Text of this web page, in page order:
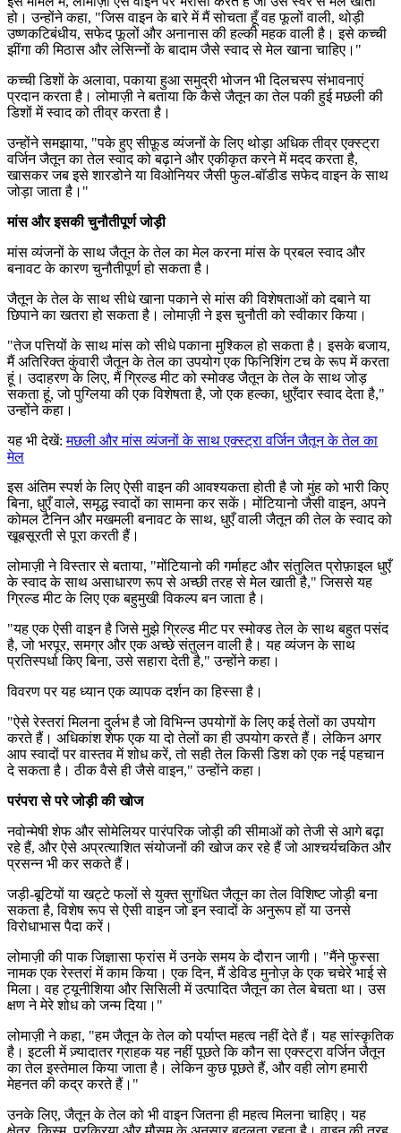
हो। उन्होंने कहा, "जिस वाइन के बारे में मैं सोचता हूँ वह फूलों वाली, थोड़ी
उष्णकटिबंधीय, सफेद फूलों और अनानास की हल्की महक वाली है। इसे कच्ची
झींगा की मिठास और लेसिन्नों के बादाम जैसे स्वाद से मेल खाना चाहिए।"
कच्ची डिशों के अलावा, पकाया हुआ समुद्री भोजन भी दिलचस्प संभावनाएं
प्रदान करता है। लोमाज़ी ने बताया कि कैसे जैतून का तेल पकी हुई मछली की
डिशों में स्वाद को तीव्र करता है।
उन्होंने समझाया, "पके हुए सीफ़ूड व्यंजनों के लिए थोड़ा अधिक तीव्र एक्स्ट्रा
वर्जिन जैतून का तेल स्वाद को बढ़ाने और एकीकृत करने में मदद करता है,
खासकर जब इसे शारडोने या विओनियर जैसी फुल-बॉडीड सफेद वाइन के साथ
जोड़ा जाता है।"
मांस और इसकी चुनौतीपूर्ण जोड़ी
मांस व्यंजनों के साथ जैतून के तेल का मेल करना मांस के प्रबल स्वाद और
बनावट के कारण चुनौतीपूर्ण हो सकता है।
जैतून के तेल के साथ सीधे खाना पकाने से मांस की विशेषताओं को दबाने या
छिपाने का खतरा हो सकता है। लोमाज़ी ने इस चुनौती को स्वीकार किया।
"तेज पत्तियों के साथ मांस को सीधे पकाना मुश्किल हो सकता है। इसके बजाय,
मैं अतिरिक्त कुंवारी जैतून के तेल का उपयोग एक फिनिशिंग टच के रूप में करता
हूं। उदाहरण के लिए, मैं ग्रिल्ड मीट को स्मोक्ड जैतून के तेल के साथ जोड़
सकता हूं, जो पुग्लिया की एक विशेषता है, जो एक हल्का, धुएँदार स्वाद देता है,"
उन्होंने कहा।
यह भी देखें: मछली और मांस व्यंजनों के साथ एक्स्ट्रा वर्जिन जैतून के तेल का
मेल
इस अंतिम स्पर्श के लिए ऐसी वाइन की आवश्यकता होती है जो मुंह को भारी किए
बिना, धुएँ वाले, समृद्ध स्वादों का सामना कर सकें। मोंटियानो जैसी वाइन, अपने
कोमल टैनिन और मखमली बनावट के साथ, धुएँ वाली जैतून की तेल के स्वाद को
खूबसूरती से पूरा करती हैं।
लोमाज़ी ने विस्तार से बताया, "मोंटियानो की गर्माहट और संतुलित प्रोफ़ाइल धुएँ
के स्वाद के साथ असाधारण रूप से अच्छी तरह से मेल खाती है," जिससे यह
ग्रिल्ड मीट के लिए एक बहुमुखी विकल्प बन जाता है।
"यह एक ऐसी वाइन है जिसे मुझे ग्रिल्ड मीट पर स्मोक्ड तेल के साथ बहुत पसंद
है, जो भरपूर, समग्र और एक अच्छे संतुलन वाली है। यह व्यंजन के साथ
प्रतिस्पर्धा किए बिना, उसे सहारा देती है," उन्होंने कहा।
विवरण पर यह ध्यान एक व्यापक दर्शन का हिस्सा है।
"ऐसे रेस्तरां मिलना दुर्लभ है जो विभिन्न उपयोगों के लिए कई तेलों का उपयोग
करते हैं। अधिकांश शेफ एक या दो तेलों का ही उपयोग करते हैं। लेकिन अगर
आप स्वादों पर वास्तव में शोध करें, तो सही तेल किसी डिश को एक नई पहचान
दे सकता है। ठीक वैसे ही जैसे वाइन," उन्होंने कहा।
परंपरा से परे जोड़ी की खोज
नवोन्मेषी शेफ और सोमेलियर पारंपरिक जोड़ी की सीमाओं को तेजी से आगे बढ़ा
रहे हैं, और ऐसे अप्रत्याशित संयोजनों की खोज कर रहे हैं जो आश्चर्यचकित और
प्रसन्न भी कर सकते हैं।
जड़ी-बूटियों या खट्टे फलों से युक्त सुगंधित जैतून का तेल विशिष्ट जोड़ी बना
सकता है, विशेष रूप से ऐसी वाइन जो इन स्वादों के अनुरूप हों या उनसे
विरोधाभास पैदा करें।
लोमाज़ी की पाक जिज्ञासा फ्रांस में उनके समय के दौरान जागी। "मैंने फुस्सा
नामक एक रेस्तरां में काम किया। एक दिन, मैं डेविड मुनोज़ के एक चचेरे भाई से
मिला। वह ट्यूनीशिया और सिसिली में उत्पादित जैतून का तेल बेचता था। उस
क्षण ने मेरे शोध को जन्म दिया।"
लोमाज़ी ने कहा, "हम जैतून के तेल को पर्याप्त महत्व नहीं देते हैं। यह सांस्कृतिक
है। इटली में ज़्यादातर ग्राहक यह नहीं पूछते कि कौन सा एक्स्ट्रा वर्जिन जैतून
का तेल इस्तेमाल किया जाता है। लेकिन कुछ पूछते हैं, और वही लोग हमारी
मेहनत की कद्र करते हैं।"
उनके लिए, जैतून के तेल को भी वाइन जितना ही महत्व मिलना चाहिए। यह